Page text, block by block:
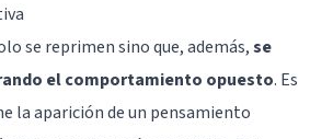
se reprimen sino que, además,se
el comportamiento opuesto. Es
la aparición de un pensamiento